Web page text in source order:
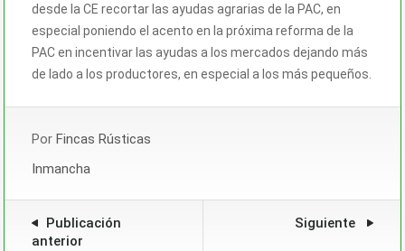
desde la CE recortar las ayudas agrarias de la PAC, en
especial poniendo el acento en la próxima reforma de la
PAC en incentivar las ayudas a los mercados dejando más
de lado a los productores, en especial a los más pequeños.
Por Fincas Rústicas
Inmancha
Publicación
anterior
Siguiente